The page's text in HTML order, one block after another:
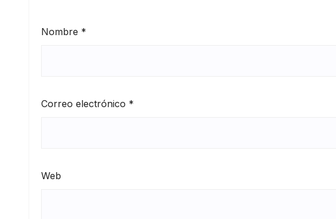
Nombre *
Correo electrónico *
Web